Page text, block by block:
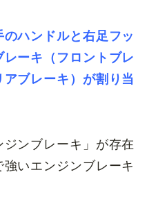
ハンドルと右足フッ
レーキ（フロントブレ
ブレーキ）が割り当
ンブレーキ」が存在
いエンジンブレーキ